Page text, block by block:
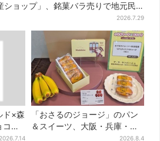
ショップ」、銘菓バラ売りで地元民
2026.7.29
ド×森
ボ
ル」
2026.7.14
「おさるのジョージ」のパン
＆スイーツ、大阪・兵庫・京
都限定で【きょうから】発売
2026.8.4